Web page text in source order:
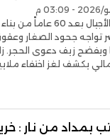
اغتيال تاريخ صانعة
تواجه جحود الصغار
ويفضح زيف دعوى الحجر.
يكشف لغز اختفاء
بمداد من نار :